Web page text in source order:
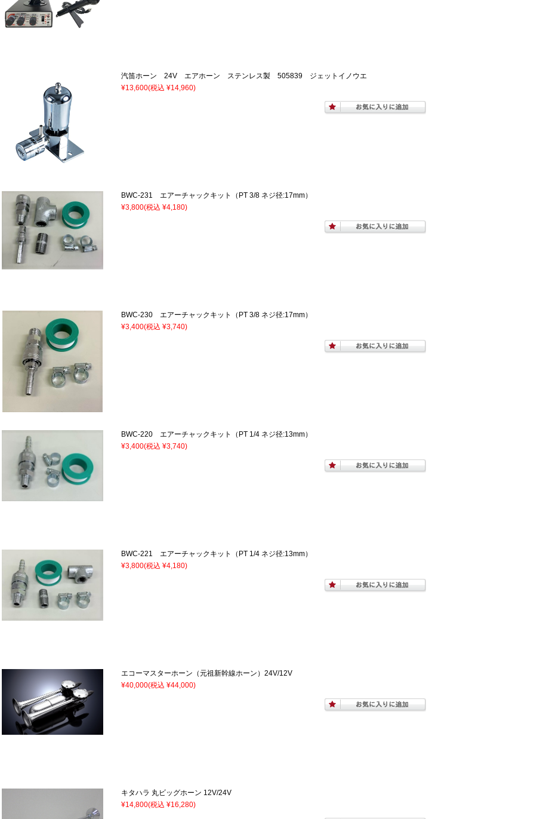
汽笛ホーン 24V エアホーン ステンレス製 505839 ジェットイノウエ
¥13,600(税込 ¥14,960)
BWC-231 エアーチャックキット（PT 3/8 ネジ径:17mm）
¥3,800(税込 ¥4,180)
BWC-230 エアーチャックキット（PT 3/8 ネジ径:17mm）
¥3,400(税込 ¥3,740)
BWC-220 エアーチャックキット（PT 1/4 ネジ径:13mm）
¥3,400(税込 ¥3,740)
BWC-221 エアーチャックキット（PT 1/4 ネジ径:13mm）
¥3,800(税込 ¥4,180)
エコーマスターホーン（元祖新幹線ホーン）24V/12V
¥40,000(税込 ¥44,000)
キタハラ 丸ビッグホーン 12V/24V
¥14,800(税込 ¥16,280)